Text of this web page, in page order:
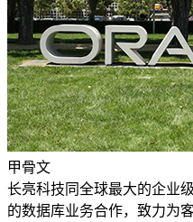
甲骨文
长亮科技同全球最大的企业
的数据库业务合作，致力为